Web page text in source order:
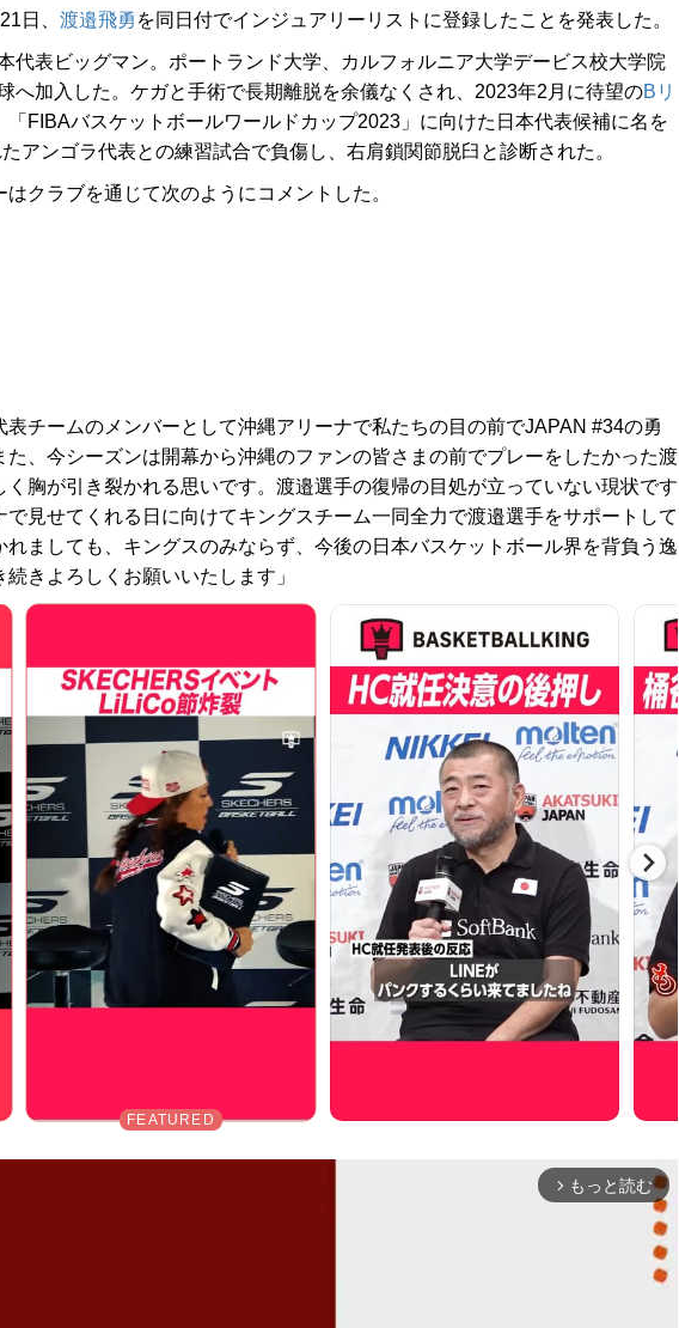
日、 渡邉飛勇 を同日付でインジュアリーリストに登録したことを発表した。
表ビッグマン。ポートランド大学、カルフォルニア大学デービス校大学院
へ加入した。ケガと手術で長期離脱を余儀なくされ、2023年2月に待望のBリ
「FIBAバスケットボールワールドカップ2023」に向けた日本代表候補に名を
アンゴラ代表との練習試合で負傷し、右肩鎖関節脱臼と診断された。
クラブを通じて次のようにコメントした。
表チームのメンバーとして沖縄アリーナで私たちの目の前でJAPAN #34の勇
、今シーズンは開幕から沖縄のファンの皆さまの前でプレーをしたかった渡
胸が引き裂かれる思いです。渡邉選手の復帰の目処が立っていない現状です
見せてくれる日に向けてキングスチーム一同全力で渡邉選手をサポートして
ましても、キングスのみならず、今後の日本バスケットボール界を背負う逸
きよろしくお願いいたします」
arrow_forward_ios もっと読む